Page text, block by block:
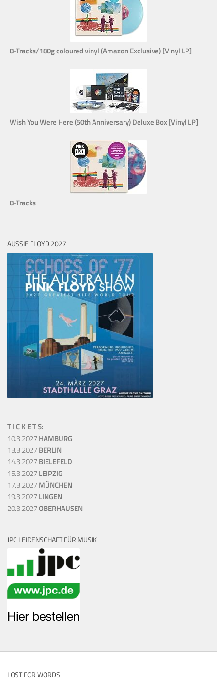
8-Tracks/180g coloured vinyl (Amazon Exclusive) [Vinyl LP]
Wish You Were Here (50th Anniversary) Deluxe Box [Vinyl LP]
8-Tracks
AUSSIE FLOYD 2027
T I C K E T S:
10.3.2027HAMBURG
13.3.2027BERLIN
14.3.2027BIELEFELD
15.3.2027LEIPZIG
17.3.2027MÜNCHEN
19.3.2027LINGEN
20.3.2027OBERHAUSEN
JPC LEIDENSCHAFT FÜR MUSIK
LOST FOR WORDS